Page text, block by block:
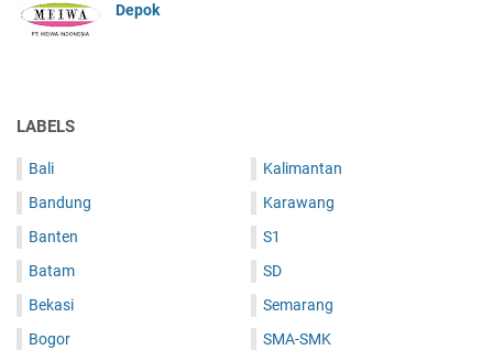
Depok
LABELS
Bali
Bandung
Banten
Batam
Bekasi
Bogor
Kalimantan
Karawang
S1
SD
Semarang
SMA-SMK